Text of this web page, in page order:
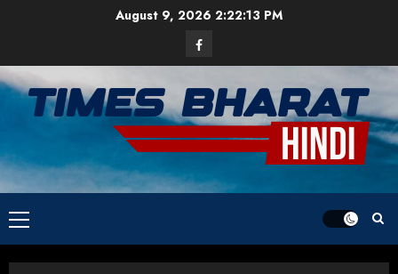
August 9, 2026 2:22:13 PM
Facebook
Primary
Menu